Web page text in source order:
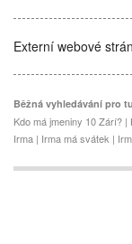
Externí webové
Běžná vyhledávání pro
Kdo má jmeniny 10 Zárí?
Irma | Irma má svátek |